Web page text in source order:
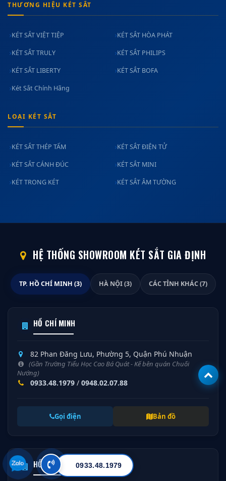
THƯƠNG HIỆU KÉT SẮT
KÉT SẮT VIỆT TIỆP KÉT SẮT HÒA PHÁT
KÉT SẮT TRULY KÉT SẮT PHILIPS
KÉT SẮT LIBERTY KÉT SẮT BOFA
Két Sắt Chính Hãng
LOẠI KÉT SẮT
KÉT SẮT THÉP TẤM KÉT SẮT ĐIỆN TỬ
KÉT SẮT CÁNH ĐÚC KÉT SẮT MINI
KÉT TRONG KÉT KÉT SẮT ÂM TƯỜNG
HỆ THỐNG SHOWROOM KÉT SẮT GIA ĐỊNH
TP. HỒ CHÍ MINH (3) HÀ NỘI (3) CÁC TỈNH KHÁC (7)
HỒ CHÍ MINH
82 Phan Đăng Lưu, Phường 5, Quận Phú Nhuận
(Gần Trường Tiểu Học Cao Bá Quát - Kế bên quán Chuối
Nướng)
0933.48.1979 / 0948.02.07.88
Gọi điện Bản đồ
HỒ CHÍ MINH 0933.48.1979